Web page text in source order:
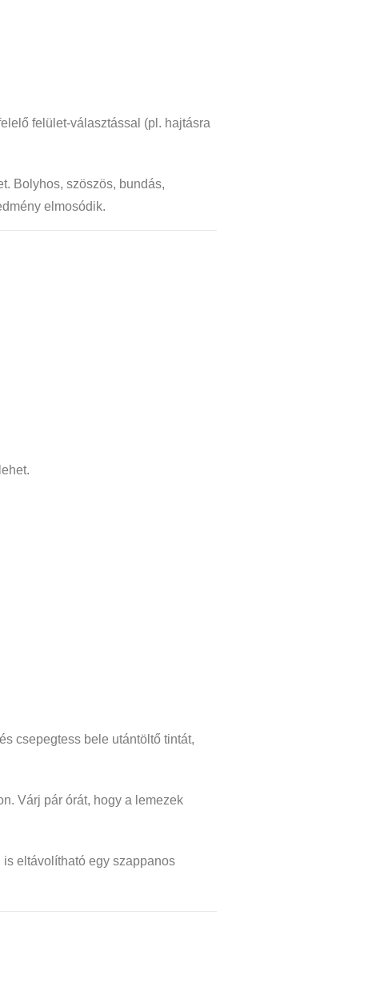
felület-választással (pl. hajtásra
Bolyhos, szöszös, bundás,
elmosódik.
csepegtess bele utántöltő tintát,
Várj pár órát, hogy a lemezek
eltávolítható egy szappanos